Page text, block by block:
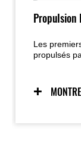
Propulsion
Les
propulsés
niveaux de
renforcent